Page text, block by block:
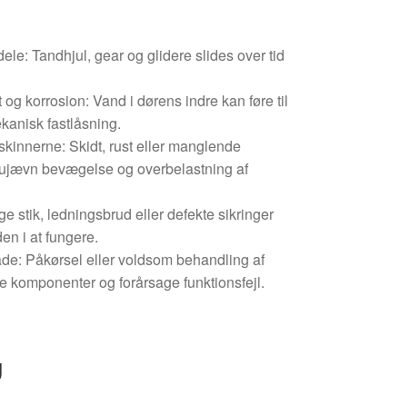
Tandhjul, gear og glidere slides over tid
korrosion: Vand i dørens indre kan føre til
fastlåsning.
Skidt, rust eller manglende
bevægelse og overbelastning af
stik, ledningsbrud eller defekte sikringer
i at fungere.
Påkørsel eller voldsom behandling af
komponenter og forårsage funktionsfejl.